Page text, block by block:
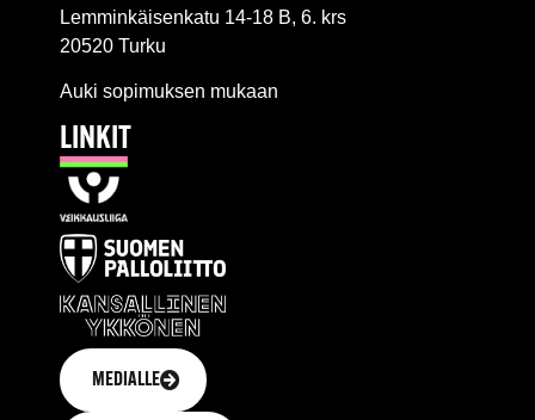
Lemminkäisenkatu 14-18 B, 6. krs
20520 Turku
Auki sopimuksen mukaan
LINKIT
MEDIALLE